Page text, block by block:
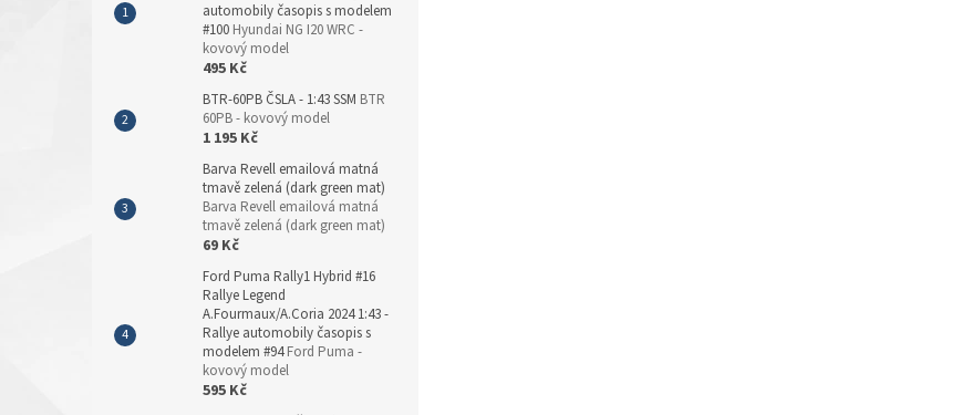
automobily časopis s modelem
#100 Hyundai NG I20 WRC -
kovový model
495 Kč
BTR-60PB ČSLA - 1:43 SSM BTR
60PB - kovový model
1 195 Kč
Barva Revell emailová matná
tmavě zelená (dark green mat)
Barva Revell emailová matná
tmavě zelená (dark green mat)
69 Kč
Ford Puma Rally1 Hybrid #16
Rallye Legend
A.Fourmaux/A.Coria 2024 1:43 -
Rallye automobily časopis s
modelem #94Ford Puma -
kovový model
595 Kč